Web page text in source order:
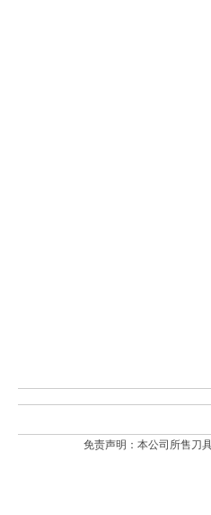
免责声明：本公司所售刀